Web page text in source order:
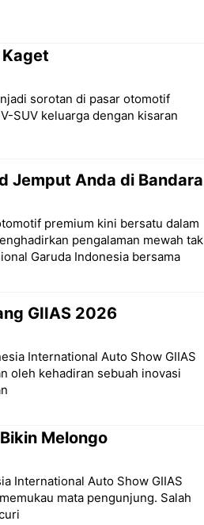
sorotan di pasar otomotif
SUV keluarga dengan kisaran
Jemput Anda di Bandara
premium kini bersatu dalam
pengalaman mewah tak
Garuda Indonesia bersama
GIIAS 2026
International Auto Show GIIAS
oleh kehadiran sebuah inovasi
Melongo
International Auto Show GIIAS
mata pengunjung. Salah